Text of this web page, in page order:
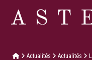
Actualités Actualités